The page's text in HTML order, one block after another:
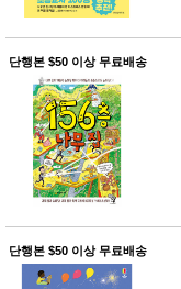
단행본 $50 이상 무료배송
단행본 $50 이상 무료배송